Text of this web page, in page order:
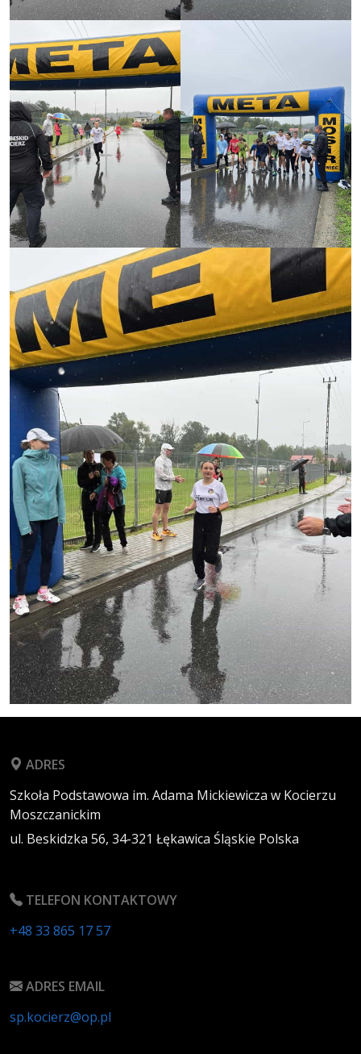
ADRES
Szkoła Podstawowa im. Adama Mickiewicza w Kocierzu
Moszczanickim
ul. Beskidzka 56, 34-321 Łękawica Śląskie Polska
TELEFON KONTAKTOWY
+48 33 865 17 57
ADRES EMAIL
sp.kocierz@op.pl